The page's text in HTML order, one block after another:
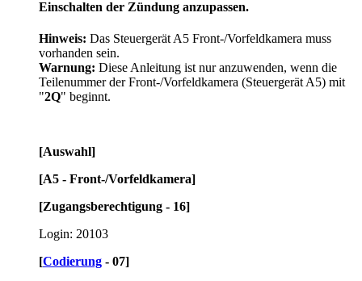
Einschalten der Zündung anzupassen.
Hinweis: Das Steuergerät A5 Front-/Vorfeldkamera muss
vorhanden sein.
Warnung: Diese Anleitung ist nur anzuwenden, wenn die
Teilenummer der Front-/Vorfeldkamera (Steuergerät A5) mit
"2Q" beginnt.
[Auswahl]
[A5 - Front-/Vorfeldkamera]
[Zugangsberechtigung - 16]
Login: 20103
[Codierung - 07]